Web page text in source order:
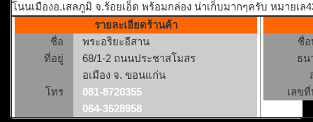
โนนเมืองอ.เสลภูมิ จ.ร้อยเอ็ด พร้อมกล่อง น่าเก็บมากๆครับ หมายเล
รายละเอียดร้านค้า
ชื่อ
พระอริยะอีสาน
ที่อยู่
68/1-2 ถนนประชาสโมสร
อเมือง จ. ขอนแก่น
โทร
081-8720355
064-3528958
ชื่
ธน
เลข